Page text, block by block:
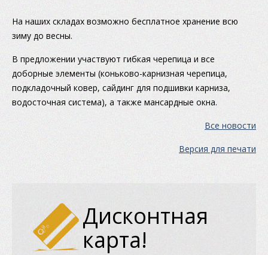
На наших складах возможно бесплатное хранение всю
зиму до весны.
В предложении участвуют гибкая черепица и все
доборные элементы (коньково-карнизная черепица,
подкладочный ковер, сайдинг для подшивки карниза,
водосточная система), а также мансардные окна.
Все новости
Версия для печати
Дисконтная
карта!